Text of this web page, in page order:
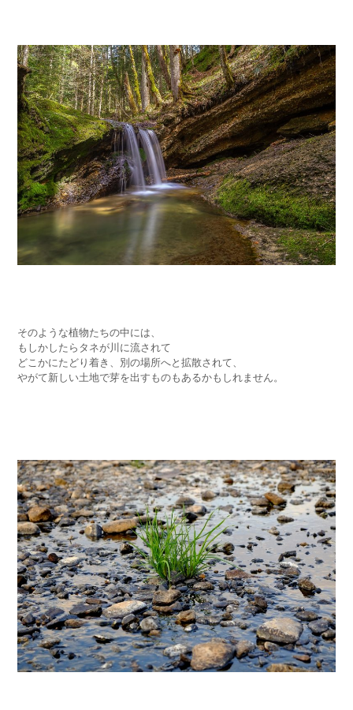
そのような植物たちの中には、
もしかしたらタネが川に流されて
どこかにたどり着き、別の場所へと拡散されて、
やがて新しい土地で芽を出すものもあるかもしれません。